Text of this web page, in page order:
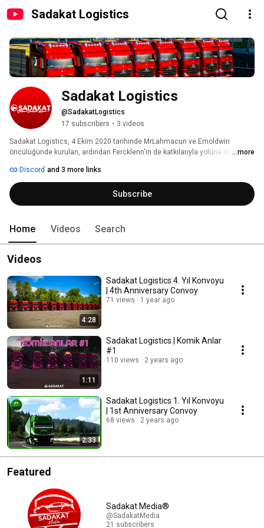
Sadakat Logistics
Sadakat Logistics
@SadakatLogistics
17 subscribers • 3 videos
Sadakat Logistics, 4 Ekim 2020 tarihinde MrLahmacun ve Emoldwin
öncülüğünde kurulan, ardından Fercklenn'in de katkılarıyla yoluna devam
disiplin, saygı ve eğlence ilkeleri üzerinde yükselen Sadakat Logistics,
yollardaki varlığını bu değişmez değerler çerçevesinde sürdürmektedir.
...more
Discord and 3 more links
Subscribe
Home Videos Search
Videos
4:28
Sadakat Logistics 4. Yıl Konvoyu
| 4th Anniversary Convoy
71 views 1 year ago
1:11
Sadakat Logistics | Komik Anlar
#1
110 views 2 years ago
2:33
Sadakat Logistics 1. Yıl Konvoyu
| 1st Anniversary Convoy
68 views 2 years ago
Featured
Sadakat Media®
@SadakatMedia
21 subscribers